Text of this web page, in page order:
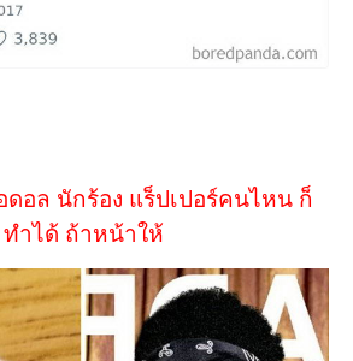
ดอล นักร้อง แร็ปเปอร์คนไหน ก็
ทำได้ ถ้าหน้าให้